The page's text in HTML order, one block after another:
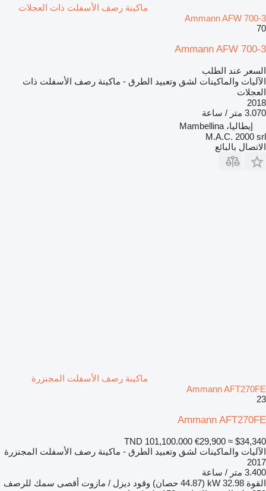
ماكينة رصف الأسفلت ذات العجلات
Ammann AFW 700-3
70
Ammann AFW 700-3
السعر عند الطلب
الآليات والماكينات لشق وتعبيد الطرق - ماكينة رصف الأسفلت ذات
العجلات
2018
3.070 متر / ساعة
إيطاليا، Mambellina
M.A.C. 2000 srl
الاتصال بالبائع
ماكينة رصف الأسفلت المجنزرة
Ammann AFT270FE
23
Ammann AFT270FE
TND 101,100.000 €29,900 ≈ $34,340
الآليات والماكينات لشق وتعبيد الطرق - ماكينة رصف الأسفلت المجنزرة
2017
3.400 متر / ساعة
القوة 32.98 kW (44.87 حصان) وقود ديزل / مازوت أقصى سمك للرصف